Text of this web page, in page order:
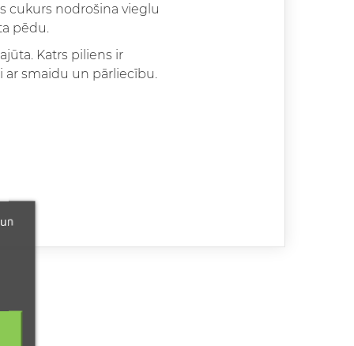
cukurs nodrošina vieglu
pēdu.
Katrs piliens ir
smaidu un pārliecību.